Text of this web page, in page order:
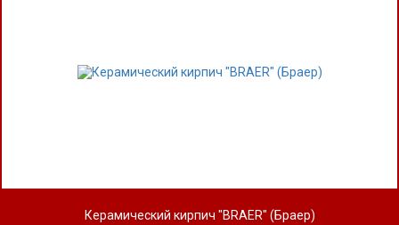
Керамический кирпич "BRAER" (Браер)